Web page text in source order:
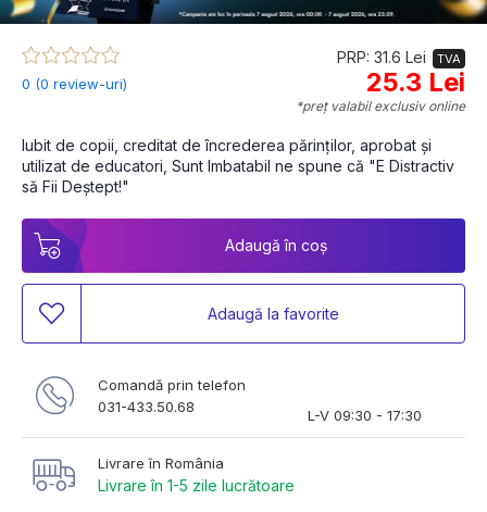
0 (0 review-uri)
PRP: 31.6 Lei TVA
25.3 Lei
*preț valabil exclusiv online
Iubit de copii, creditat de încrederea părinților, aprobat și
utilizat de educatori, Sunt Imbatabil ne spune că "E Distractiv
să Fii Deștept!"
Adaugă în coș
Adaugă la favorite
Comandă prin telefon
031-433.50.68
L-V 09:30 - 17:30
Livrare în România
Livrare în 1-5 zile lucrătoare